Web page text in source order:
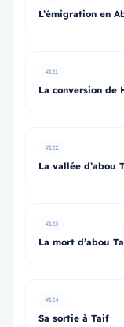
L’émigration en
#121
La conversion de
#122
La vallée d’abou
#123
La mort d’abou
#124
Sa sortie à Taif